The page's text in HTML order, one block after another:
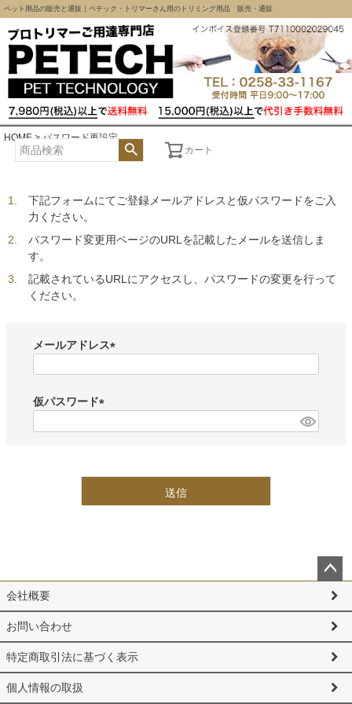
ペット用品の販売と通販｜ペテック・トリマーさん用のトリミング用品 販売・通販
カート
HOME パスワード再設定
下記フォームにてご登録メールアドレスと仮パスワードをご入
力ください。
パスワード変更用ページのURLを記載したメールを送信しま
す。
記載されているURLにアクセスし、パスワードの変更を行って
ください。
メールアドレス
)
仮パスワード
送信
ペー
ップ
へ
会社概要
お問い合わせ
特定商取引法に基づく表示
個人情報の取扱